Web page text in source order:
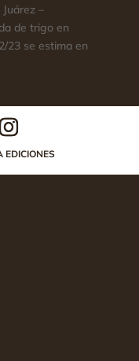
–
de trigo en
23 se estima en
EDICIONES